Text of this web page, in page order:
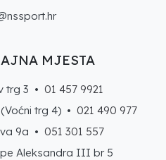
MJESTA
trg 3 • 01 457 9921
trg 4) • 021 490 977
9a • 051 301 557
Aleksandra III br 5